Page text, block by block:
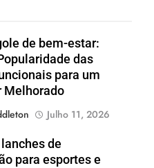
de bem-estar:
das
para um
Melhorado
Julho 11, 2026
de
para esportes e